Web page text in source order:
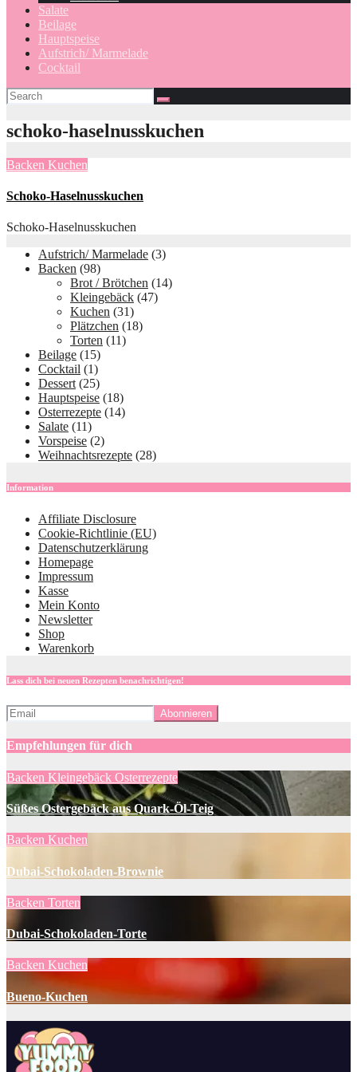
Salate
Beilage
Hauptspeise
Aufstrich/ Marmelade
Cocktail
schoko-haselnusskuchen
Backen Kuchen
Schoko-Haselnusskuchen
Schoko-Haselnusskuchen
Aufstrich/ Marmelade (3)
Backen (98)
Brot / Brötchen (14)
Kleingebäck (47)
Kuchen (31)
Plätzchen (18)
Torten (11)
Beilage (15)
Cocktail (1)
Dessert (25)
Hauptspeise (18)
Osterrezepte (14)
Salate (11)
Vorspeise (2)
Weihnachtsrezepte (28)
Information
Affiliate Disclosure
Cookie-Richtlinie (EU)
Datenschutzerklärung
Homepage
Impressum
Kasse
Mein Konto
Newsletter
Shop
Warenkorb
Lass dich bei neuen Rezepten benachrichtigen!
Empfehlungen für dich
Backen Kleingebäck Osterrezepte
Süßes Ostergebäck aus Quark-Öl-Teig
Backen Kuchen
Dubai-Schokoladen-Brownie
Backen Torten
Dubai-Schokoladen-Torte
Backen Kuchen
Bueno-Kuchen